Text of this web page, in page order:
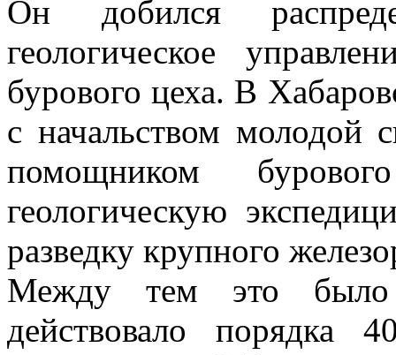
Он добился
геологическое
бурового цеха. В
с начальством молодой
помощником
геологическую
разведку крупного
Между тем это было
действовало порядка